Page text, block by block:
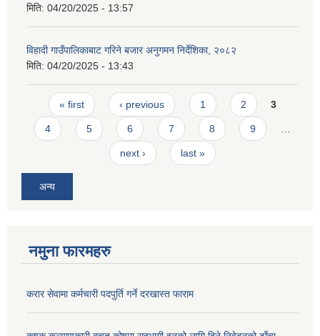
मिति: 04/20/2025 - 13:57
विहादी गाउँपालिकाबाट गरिने बजार अनुगमन निर्देशिका, २०८२
मिति: 04/20/2025 - 13:43
Pages
« first ‹ previous 1 2 3
4 5 6 7 8 9 …
next › last »
अन्य
नमुना फारमहरु
करार सेवामा कर्मचारी पदपुर्ति गर्ने दरखास्त फाराम